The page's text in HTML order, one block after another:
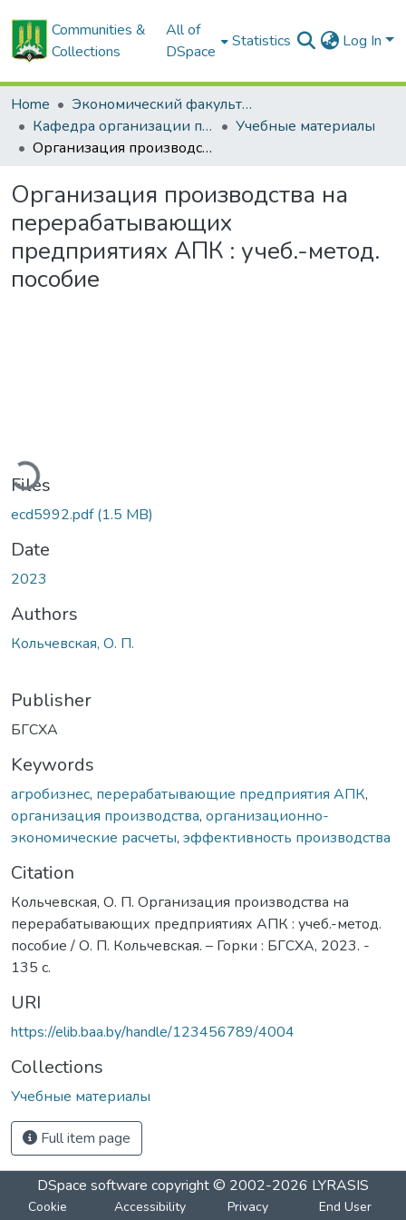
Communities &
Collections
All of
DSpace
Statistics Log In
Home
Экономический факультет
Кафедра организации производства в АПК
Учебные материалы
Организация производства на перерабатывающих предприятиях АПК : учеб.-метод. пособие
Организация производства на
перерабатывающих
предприятиях АПК : учеб.-метод.
пособие
Files
ecd5992.pdf(1.5 MB)
Date
2023
Authors
Кольчевская, О. П.
Publisher
БГСХА
Keywords
агробизнес, перерабатывающие предприятия АПК,
организация производства, организационно-
экономические расчеты, эффективность производства
Citation
Кольчевская, О. П. Организация производства на
перерабатывающих предприятиях АПК : учеб.-метод.
пособие / О. П. Кольчевская. – Горки : БГСХА, 2023. -
135 с.
URI
https://elib.baa.by/handle/123456789/4004
Collections
Учебные материалы
Full item page
DSpace software copyright © 2002-2026 LYRASIS
Cookie
Accessibility
Privacy
End User